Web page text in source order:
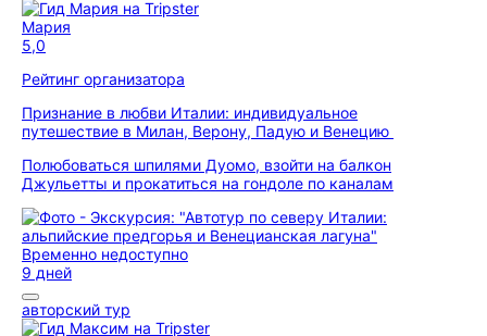
Мария
5,0
Рейтинг организатора
Признание в любви Италии: индивидуальное
путешествие в Милан, Верону, Падую и Венецию
Полюбоваться шпилями Дуомо, взойти на балкон
Джульетты и прокатиться на гондоле по каналам
Временно недоступно
9 дней
авторский тур